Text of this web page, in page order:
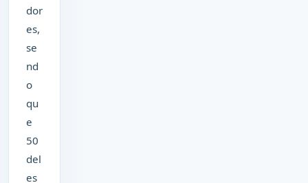
dor
es,
se
nd
o
qu
e
50
del
es